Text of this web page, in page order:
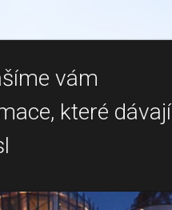
vám
které dávají